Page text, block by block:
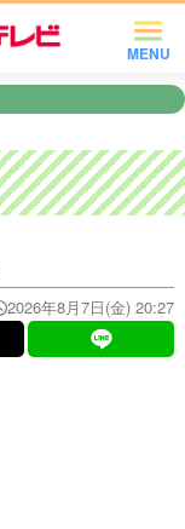
MENU
2026年8月7日(金) 20:27